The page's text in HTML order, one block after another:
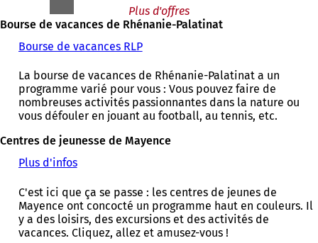
Plus d'offres
Bourse de vacances de Rhénanie-Palatinat
Bourse de vacances RLP(
'
o
u
v
e
s
u
n
n
La bourse de vacances de Rhénanie-Palatinat a un
programme varié pour vous : Vous pouvez faire de
nombreuses activités passionnantes dans la nature ou
vous défouler en jouant au football, au tennis, etc.
Centres de jeunesse de Mayence
Plus d'infos(
'
o
u
v
C'est ici que ça se passe : les centres de jeunes de
Mayence ont concocté un programme haut en couleurs. Il
y a des loisirs, des excursions et des activités de
vacances. Cliquez, allez et amusez-vous !